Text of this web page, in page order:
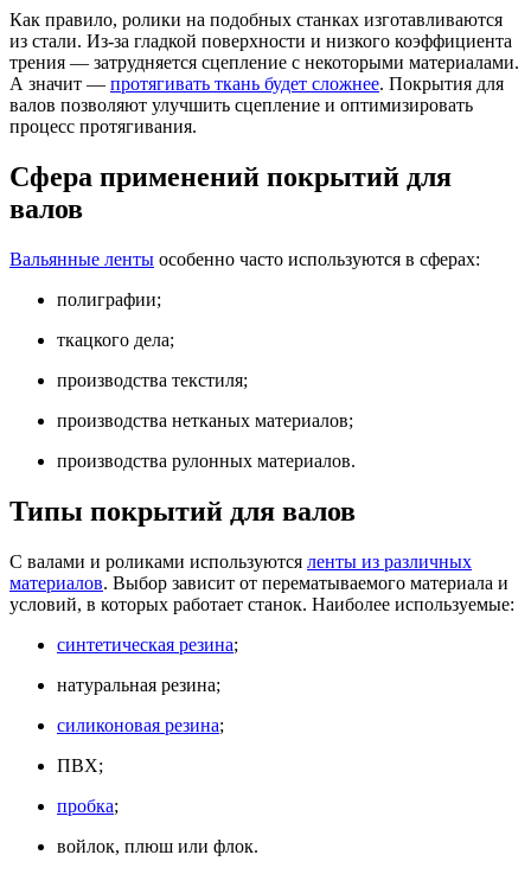
Как правило, ролики на подобных станках изготавливаются
из стали. Из-за гладкой поверхности и низкого коэффициента
трения — затрудняется сцепление с некоторыми материалами.
А значит — протягивать ткань будет сложнее. Покрытия для
валов позволяют улучшить сцепление и оптимизировать
процесс протягивания.
Сфера применений покрытий для
валов
Вальянные ленты особенно часто используются в сферах:
полиграфии;
ткацкого дела;
производства текстиля;
производства нетканых материалов;
производства рулонных материалов.
Типы покрытий для валов
С валами и роликами используются ленты из различных
материалов. Выбор зависит от перематываемого материала и
условий, в которых работает станок. Наиболее используемые:
синтетическая резина;
натуральная резина;
силиконовая резина;
ПВХ;
пробка;
войлок, плюш или флок.